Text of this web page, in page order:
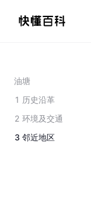
油塘
1 历史沿革
2 环境及交通
3 邻近地区